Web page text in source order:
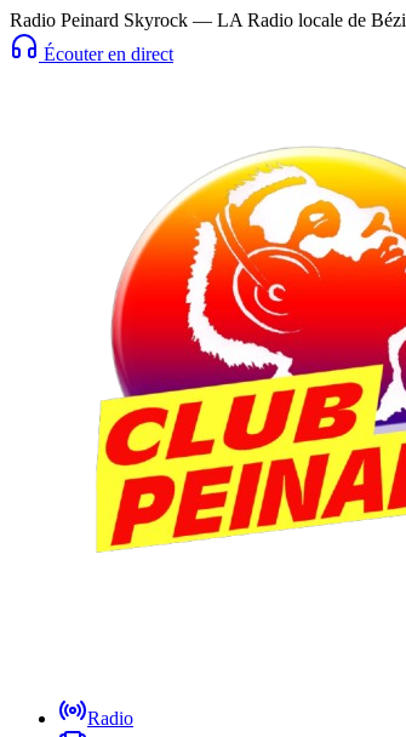
Radio Peinard Skyrock — LA Radio locale de
Écouter en direct
Radio